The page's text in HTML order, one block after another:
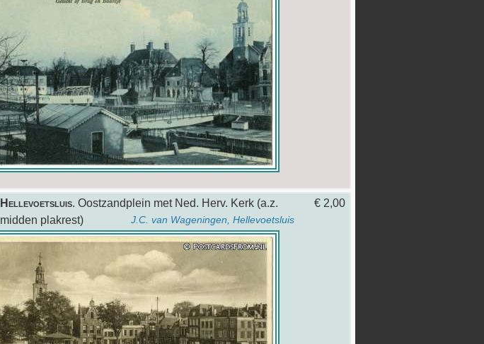
Hellevoetsluis. Oostzandplein met Ned. Herv. Kerk (a.z.
midden plakrest)
J.C. van Wageningen, Hellevoetsluis
€ 2,00